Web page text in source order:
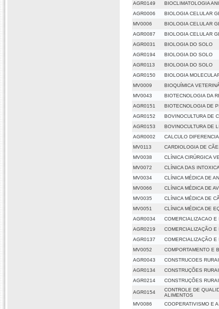
AGR0149
BIOCLIMATOLOGIA
AGR0006
BIOLOGIA CELULAR
MV0006
BIOLOGIA CELULAR
AGR0087
BIOLOGIA CELULAR
AGR0031
BIOLOGIA DO SOLO
AGR0194
BIOLOGIA DO SOLO
AGR0113
BIOLOGIA DO SOLO
AGR0150
BIOLOGIA
MV0009
BIOQUÍMICA
MV0043
BIOTECNOLOGIA DA
AGR0151
BIOTECNOLOGIA DE
AGR0152
BOVINOCULTURA DE
AGR0153
BOVINOCULTURA DE
AGR0002
CALCULO
MV0113
CARDIOLOGIA DE
MV0038
CLÍNICA CIRÚRGICA
MV0072
CLÍNICA DAS
MV0034
CLÍNICA MÉDICA DE
MV0066
CLÍNICA MÉDICA DE
MV0035
CLÍNICA MÉDICA DE
MV0051
CLÍNICA MÉDICA DE
AGR0034
COMERCIALIZACAO E
AGR0219
COMERCIALIZAÇÃO E
AGR0137
COMERCIALIZAÇÃO E
MV0052
COMPORTAMENTO E
AGR0043
CONSTRUCOES
AGR0134
CONSTRUÇÕES
AGR0214
CONSTRUÇÕES
AGR0154
CONTROLE DE
ALIMENTOS
MV0086
COOPERATIVISMO E